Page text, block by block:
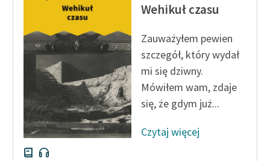
O projekcie
Zasady wykorzystania
Wolnych Lektur
Logotypy
Wehikuł czasu
Zauważyłem pewien
szczegół, który wydał
mi się dziwny.
Mówiłem wam, zdaje
się, że gdym już...
Czytaj więcej